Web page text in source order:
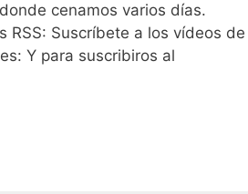
cenamos varios días.
RSS: Suscríbete a los vídeos de
Y para suscribiros al